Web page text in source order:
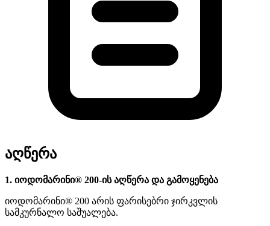
აღწერა
1. იოდომარინი® 200-ის აღწერა და გამოყენება
იოდომარინი® 200 არის ფარისებრი ჯირკვლის
სამკურნალო საშუალება.